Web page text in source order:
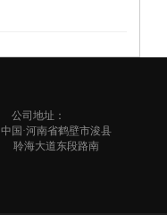
公司地址：
中国·河南省鹤壁市浚县
聆海大道东段路南